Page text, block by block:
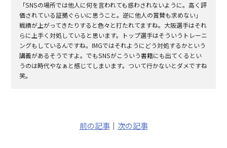
「SNSの場所では他人に何を言われても惑わされないように。高く評
価されている証拠ぐらいに思うこと。逆に他人の賞賛も求めない」
戦績が上がってきたりすると色々と打たれてますね。大阪選手はそれ
らに上手く対処していると思います。トップ選手はそういうトレーニ
ングもしているんですね。IMGではそれようにどう対処するかという
講義があるそうですよ。でもSNSがこういう書籍にも出てくるとい
うのは時代やなぁと感じてしまいます。ついて行かないとダメですね
笑。
前の記事｜ 次の記事